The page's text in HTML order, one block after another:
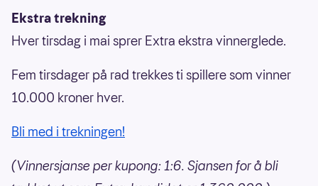
Ekstra trekning
Hver tirsdag i mai sprer Extra ekstra vinnerglede.
Fem tirsdager på rad trekkes ti spillere som vinner
10.000 kroner hver.
Bli med i trekningen!
(Vinnersjanse per kupong: 1:6. Sjansen for å bli